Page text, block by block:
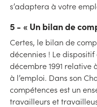
s’adaptera à votre
5 - « Un bilan de
Certes, le bilan de
décennies ! Le dispositif
décembre 1991
à l’emploi. Dans son
compétences est un
travailleurs et